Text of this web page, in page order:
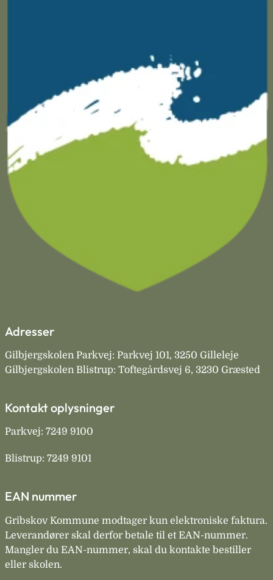
Adresser
Gilbjergskolen Parkvej: Parkvej 101, 3250 Gilleleje
Gilbjergskolen Blistrup: Toftegårdsvej 6, 3230 Græsted
Kontakt oplysninger
Parkvej: 7249 9100
Blistrup: 7249 9101
EAN nummer
Gribskov Kommune modtager kun elektroniske faktura.
Leverandører skal derfor betale til et EAN-nummer.
Mangler du EAN-nummer, skal du kontakte bestiller
eller skolen.